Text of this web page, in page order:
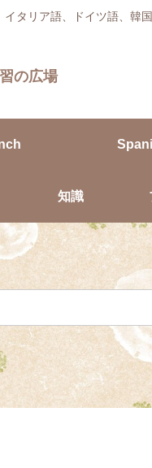
タリア語、ドイツ語、韓
の広場
知識